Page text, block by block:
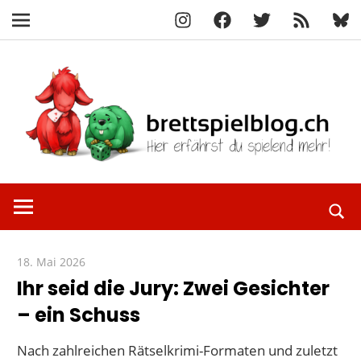
InstagramFacebook
X
RSS-
Feed
Navigation
springen
erfährst
mehr!
18. Mai 2026
Ihr seid die Jury: Zwei Gesichter
– ein Schuss
Nach zahlreichen Rätselkrimi-Formaten und zuletzt